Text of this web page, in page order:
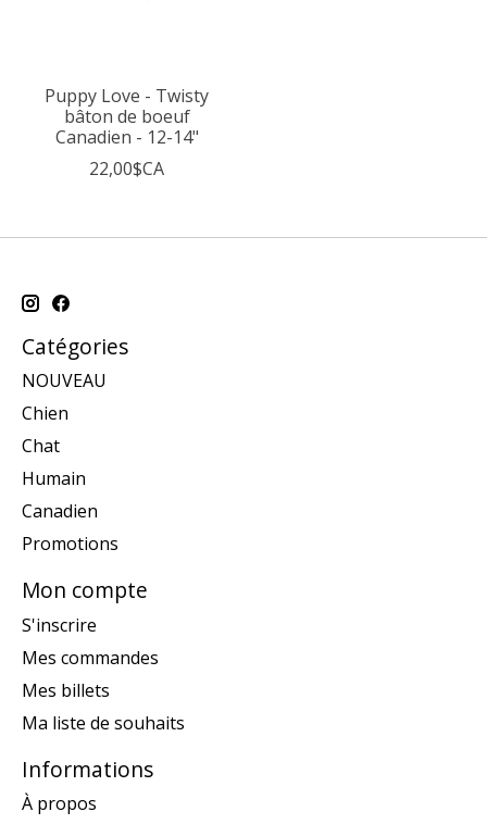
Puppy Love - Twisty
bâton de boeuf
Canadien - 12-14"
22,00$CA
Catégories
NOUVEAU
Chien
Chat
Humain
Canadien
Promotions
Mon compte
S'inscrire
Mes commandes
Mes billets
Ma liste de souhaits
Informations
À propos